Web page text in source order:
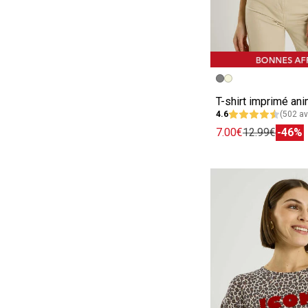
Image précédente
Image suivante
T-shirt imprimé
4.6 (502
7.00€12.99€-46%